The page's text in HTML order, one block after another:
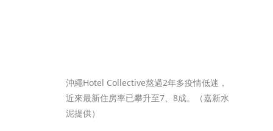
沖繩Hotel Collective熬過2年多疫情低迷，
近來最新住房率已攀升至7、8成。（嘉新水
泥提供）